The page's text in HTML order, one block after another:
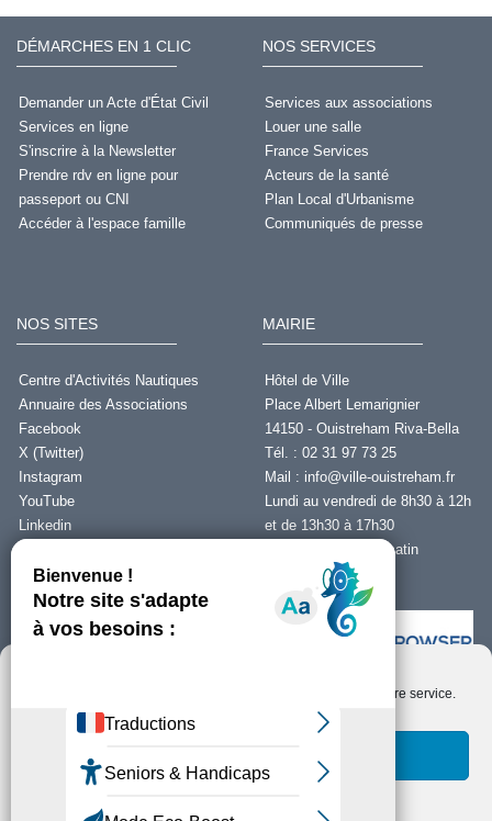
Nous utilisons des cookies pour optimiser notre site web et notre service.
DÉMARCHES EN 1 CLIC
Demander un Acte d'État Civil
Services en ligne
S'inscrire à la Newsletter
Prendre rdv en ligne pour
passeport ou CNI
Accéder à l'espace famille
NOS SERVICES
Services aux associations
Louer une salle
France Services
Acteurs de la santé
Plan Local d'Urbanisme
Communiqués de presse
NOS SITES
Centre d'Activités Nautiques
Annuaire des Associations
Facebook
X (Twitter)
Instagram
YouTube
Linkedin
MAIRIE
Hôtel de Ville
Place Albert Lemarignier
14150 - Ouistreham Riva-Bella
Tél. : 02 31 97 73 25
Mail : info@ville-ouistreham.fr
Lundi au vendredi de 8h30 à 12h
et de 13h30 à 17h30
Fermeture le jeudi matin
Nous contacter
Installer Ability Browser
Qu’est ce que Ability Browser ?